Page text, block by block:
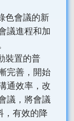
色會議的新
議進程和加
裝置的普
完善，開始
通效率，改
議，將會議
，有效的降